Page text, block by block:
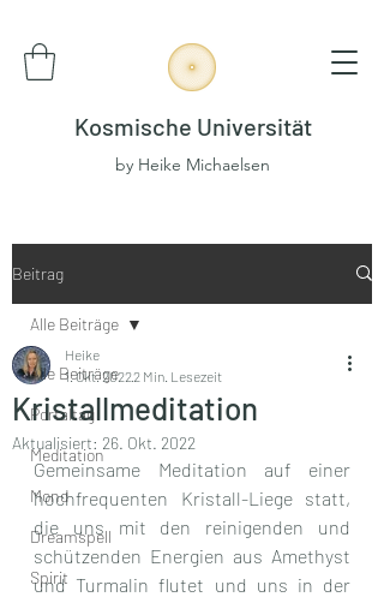
Kosmische Universität
by Heike Michaelsen
Beitrag
Alle Beiträge
Portaltag
Meditation
Mond
Dreamspell
Spirit
Alle Beiträge
Kristallmeditation
Heike
1. Okt. 20222 Min. Lesezeit
Aktualisiert: 26. Okt. 2022
Gemeinsame Meditation auf einer
hochfrequenten Kristall-Liege statt,
die uns mit den reinigenden und
schützenden Energien aus Amethyst
und Turmalin flutet und uns in der